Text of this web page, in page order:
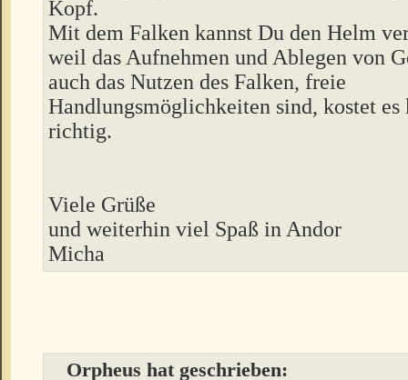
Kopf.
Mit dem Falken kannst Du den Helm
weil das Aufnehmen und Ablegen von
auch das Nutzen des Falken, freie
Handlungsmöglichkeiten sind, kostet
richtig.
Viele Grüße
und weiterhin viel Spaß in Andor
Micha
Orpheus hat geschrieben: